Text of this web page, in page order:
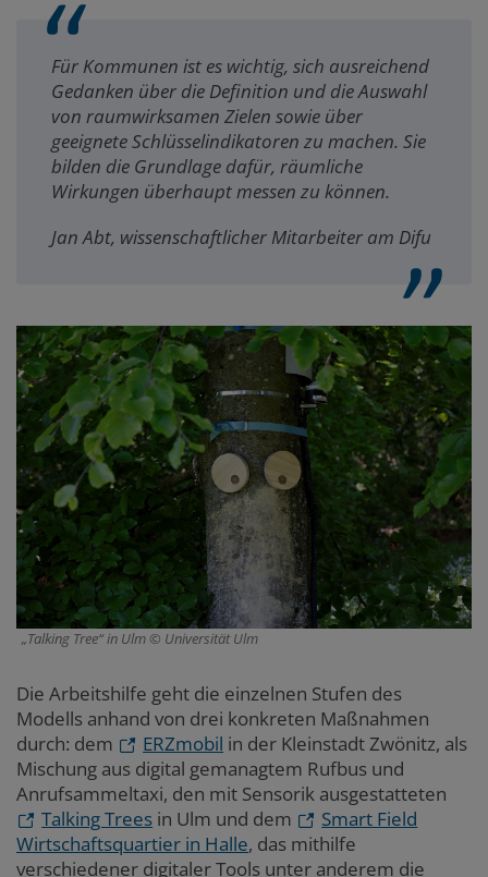
Für Kommunen ist es wichtig, sich ausreichend
Gedanken über die Definition und die Auswahl
von raumwirksamen Zielen sowie über
geeignete Schlüsselindikatoren zu machen. Sie
bilden die Grundlage dafür, räumliche
Wirkungen überhaupt messen zu können.
Jan Abt, wissenschaftlicher Mitarbeiter am Difu
„Talking Tree“ in Ulm Universität Ulm
Die Arbeitshilfe geht die einzelnen Stufen des
Modells anhand von drei konkreten Maßnahmen
durch: dem
ERZmobil in der Kleinstadt Zwönitz, als
Mischung aus digital gemanagtem Rufbus und
Anrufsammeltaxi, den mit Sensorik ausgestatteten
Talking Trees in Ulm und dem
Smart Field
Wirtschaftsquartier in Halle, das mithilfe
verschiedener digitaler Tools unter anderem die